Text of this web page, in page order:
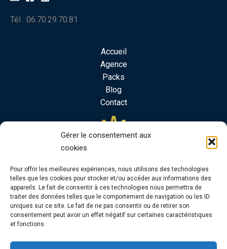
Gérer le consentement aux
cookies
Pour offrir les meilleures expériences, nous utilisons des technologies
telles que les cookies pour stocker et/ou accéder aux informations des
appareils. Le fait de consentir à ces technologies nous permettra de
traiter des données telles que le comportement de navigation ou les ID
uniques sur ce site. Le fait de ne pas consentir ou de retirer son
consentement peut avoir un effet négatif sur certaines caractéristiques
et fonctions.
Tél : 06.70.29.70.81
Accueil
Agence
Packs
Blog
Contact